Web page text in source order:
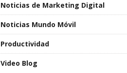
Noticias de Marketing Digital
Noticias Mundo Móvil
Productividad
Video Blog